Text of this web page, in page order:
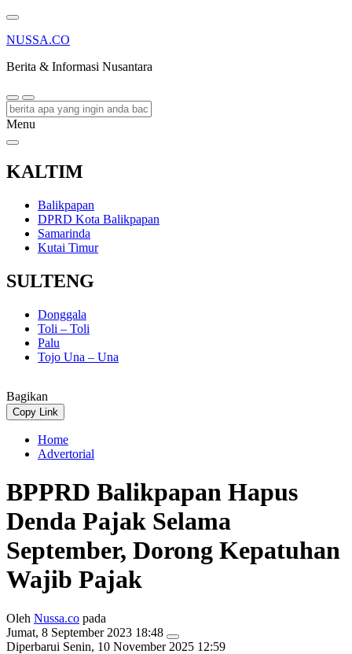
NUSSA.CO
Berita & Informasi Nusantara
Menu
KALTIM
Balikpapan
DPRD Kota Balikpapan
Samarinda
Kutai Timur
SULTENG
Donggala
Toli – Toli
Palu
Tojo Una – Una
Bagikan
Copy Link
Home
Advertorial
BPPRD Balikpapan Hapus
Denda Pajak Selama
September, Dorong Kepatuhan
Wajib Pajak
Oleh Nussa.co pada
Jumat, 8 September 2023 18:48
Diperbarui Senin, 10 November 2025 12:59